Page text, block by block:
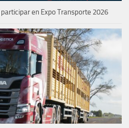
en Expo Transporte 2026